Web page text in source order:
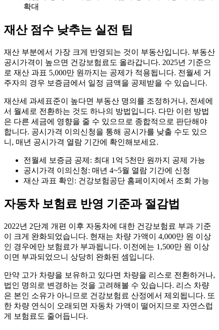
확대
재산 점수 낮추는 실전 팁
재산 부분에서 가장 크게 반영되는 것이 부동산입니다. 부동산
공시가격이 높으면 건강보험료도 올라갑니다. 2025년 기준으
로 재산 과표 5,000만 원까지는 공제가 적용됩니다. 전월세 거
주자의 경우 보증금에서 일정 금액을 공제받을 수 있습니다.
재산세 과세표준이 높다면 부동산 명의를 조정하거나, 전세에
서 월세로 전환하는 것도 하나의 방법입니다. 다만 이런 방법
은 다른 세금에 영향을 줄 수 있으므로 종합적으로 판단해야
합니다. 공시가격 이의신청을 통해 공시가를 낮출 수도 있으
니, 매년 공시가격 열람 기간에 확인해보세요.
전월세 보증금 공제: 최대 1억 5천만 원까지 공제 가능
공시가격 이의신청: 매년 4~5월 열람 기간에 신청
재산 과표 확인: 건강보험공단 홈페이지에서 조회 가능
자동차 보험료 반영 기준과 절감법
2022년 2단계 개편 이후 자동차에 대한 건강보험료 부과 기준
이 크게 완화되었습니다. 현재는 차량 가액이 4,000만 원 이상
인 경우에만 보험료가 부과됩니다. 이전에는 1,500만 원 이상
이면 부과되었으니 상당히 완화된 셈입니다.
만약 고가 차량을 보유하고 있다면 차량을 리스로 전환하거나,
법인 명의로 변경하는 것을 고려해볼 수 있습니다. 리스 차량
은 본인 소유가 아니므로 건강보험료 산정에서 제외됩니다. 또
한 차량 연식이 오래되면 자동차 가액이 떨어지므로 자연스럽
게 보험료도 줄어듭니다.